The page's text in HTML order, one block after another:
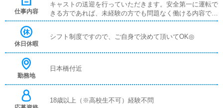
仕事内容
キャストの送迎を行っていただきます。安全第一に運転で
きる方であれば、未経験の方でも問題なく働ける内容で
す。基本的にお客様と対面で接客をお願いすることはあり
休日休暇
シフト制度ですので、ご自身で決めて頂いてOK◎
勤務地
日本橋付近
18歳以上（※高校生不可）経験不問